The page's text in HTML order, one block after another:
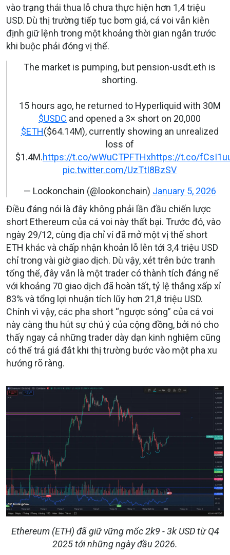
vào trạng thái thua lỗ chưa thực hiện hơn 1,4 triệu
USD. Dù thị trường tiếp tục bơm giá, cá voi vẫn kiên
định giữ lệnh trong một khoảng thời gian ngắn trước
khi buộc phải đóng vị thế.
The market is pumping, but pension-usdt.eth is
shorting.
15 hours ago, he returned to Hyperliquid with 30M
$USDC and opened a 3× short on 20,000
$ETH($64.14M), currently showing an unrealized
loss of
$1.4M.https://t.co/wWuCTPFTHxhttps://t.co/
pic.twitter.com/UzTtI8BzSV
— Lookonchain (@lookonchain) January 5, 2026
Điều đáng nói là đây không phải lần đầu chiến lược
short Ethereum của cá voi này thất bại. Trước đó, vào
ngày 29/12, cùng địa chỉ ví đã mở một vị thế short
ETH khác và chấp nhận khoản lỗ lên tới 3,4 triệu USD
chỉ trong vài giờ giao dịch. Dù vậy, xét trên bức tranh
tổng thể, đây vẫn là một trader có thành tích đáng nể
với khoảng 70 giao dịch đã hoàn tất, tỷ lệ thắng xấp xỉ
83% và tổng lợi nhuận tích lũy hơn 21,8 triệu USD.
Chính vì vậy, các pha short “ngược sóng” của cá voi
này càng thu hút sự chú ý của cộng đồng, bởi nó cho
thấy ngay cả những trader dày dạn kinh nghiệm cũng
có thể trả giá đắt khi thị trường bước vào một pha xu
hướng rõ ràng.
Ethereum (ETH) đã giữ vững mốc 2k9 - 3k USD từ Q4
2025 tới những ngày đầu 2026.